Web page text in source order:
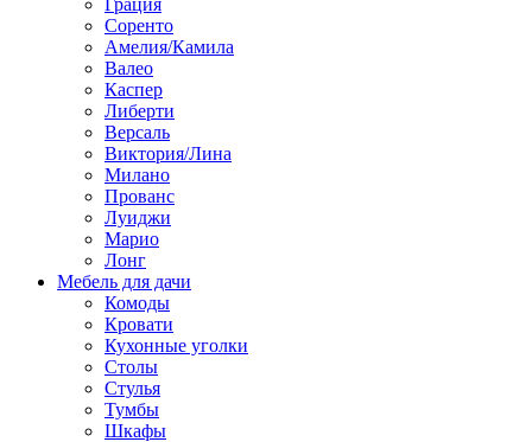
Грация
Соренто
Амелия/Камила
Валео
Каспер
Либерти
Версаль
Виктория/Лина
Милано
Прованс
Луиджи
Марио
Лонг
Мебель для дачи
Комоды
Кровати
Кухонные уголки
Столы
Стулья
Тумбы
Шкафы